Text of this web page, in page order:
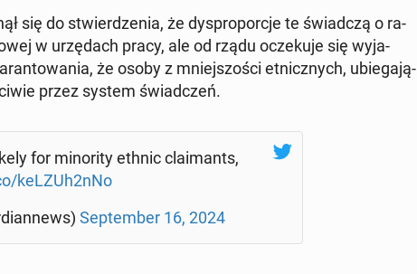
się do stwier­dze­nia, że ​​dy­spro­por­cje te świad­czą o ra­
w urzę­dach pracy, ale od rządu ocze­ku­je się wy­ja­
że ​​osoby z mniej­szo­ści et­nicz­nych, ubie­ga­ją­
przez system świad­czeń.
for mi­no­ri­ty ethnic cla­imants,
keLZUh2nNo
Sep­tem­ber 16, 2024